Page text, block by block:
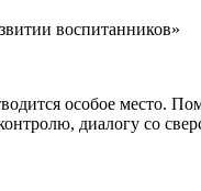
воспитанников»
особое место.
диалогу со